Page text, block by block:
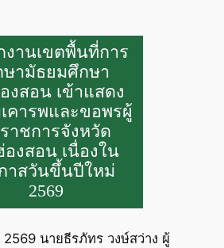
งานเขตพื้นที่การ
ษามัธยมศึกษา
งสอน เข้าแสดง
คารพและขอพรผู้
าชการจังหวัด
องสอน เนื่องใน
าสวันขึ้นปีใหม่
2569
นายธีรภัทร วงษ์สว่าง ผู้